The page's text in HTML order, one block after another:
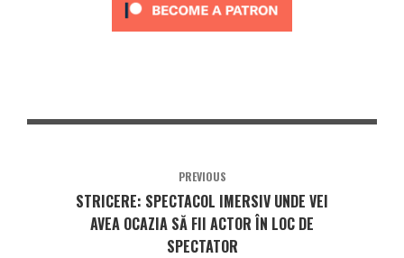
PREVIOUS
STRICERE: SPECTACOL IMERSIV UNDE VEI
AVEA OCAZIA SĂ FII ACTOR ÎN LOC DE
SPECTATOR